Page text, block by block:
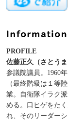
PROFILE
佐藤正久（さとうま
参議院議員。1960
（最終階級は１等
業。自衛隊イラク
める。口ヒゲをた
れ、そのリーダー